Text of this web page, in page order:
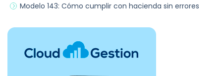
Modelo 143: Cómo cumplir con hacienda sin errores